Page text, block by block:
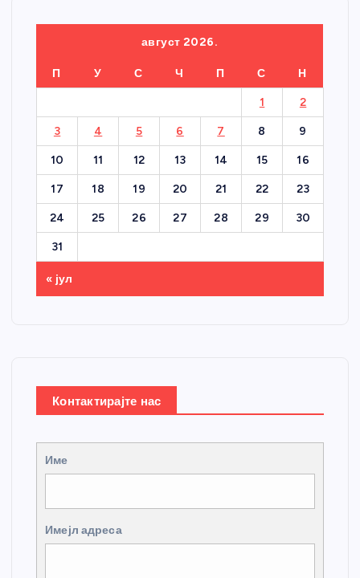
август 2026.
П У С Ч П С Н
1 2
3 4 5 6 7 8 9
10 11 12 13 14 15 16
17 18 19 20 21 22 23
24 25 26 27 28 29 30
31
« јул
Контактирајте нас
Име
Имејл адреса